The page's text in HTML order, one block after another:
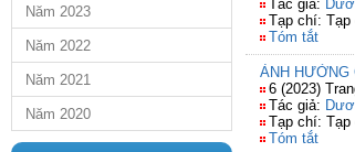
Năm 2023
Năm 2022
Năm 2021
Năm 2020
Tác giả:
Tạp chí: Tạp
Tóm tắt
ẢNH HƯỞNG
6 (2023)
Tác giả:
Tạp chí: Tạp
Tóm tắt